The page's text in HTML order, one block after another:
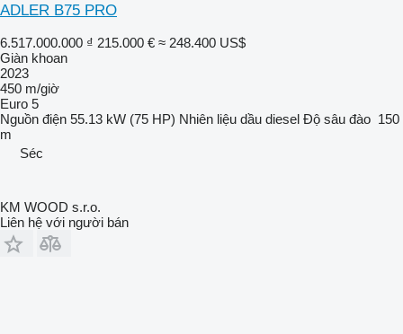
ADLER B75 PRO
6.517.000.000 ₫ 215.000 € ≈ 248.400 US$
Giàn khoan
2023
450 m/giờ
Euro 5
Nguồn điện 55.13 kW (75 HP) Nhiên liệu dầu diesel Độ sâu đào 150
m
Séc
KM WOOD s.r.o.
Liên hệ với người bán